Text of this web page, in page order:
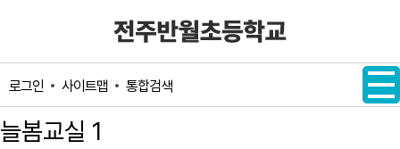
로그인 사이트맵 통합검색
늘봄교실 1